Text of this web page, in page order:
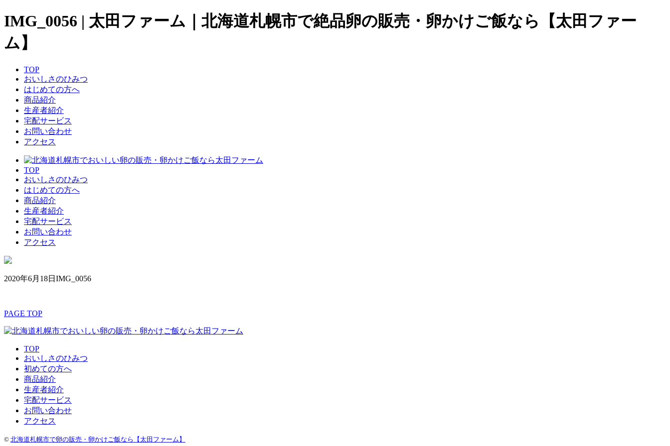
IMG_0056 | 太田ファーム｜北海道札幌市で絶品卵の販売・卵かけご飯なら【太田ファー
ム】
TOP
おいしさのひみつ
はじめての方へ
商品紹介
生産者紹介
宅配サービス
お問い合わせ
アクセス
TOP
おいしさのひみつ
はじめての方へ
商品紹介
生産者紹介
宅配サービス
お問い合わせ
アクセス
2020年6月18日 IMG_0056
PAGE TOP
TOP
おいしさのひみつ
初めての方へ
商品紹介
生産者紹介
宅配サービス
お問い合わせ
アクセス
© 北海道札幌市で卵の販売・卵かけご飯なら【太田ファーム】